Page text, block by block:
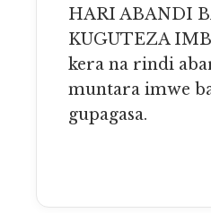
HARI ABANDI
KUGUTEZA
kera na rindi
muntara imwe
gupagasa.